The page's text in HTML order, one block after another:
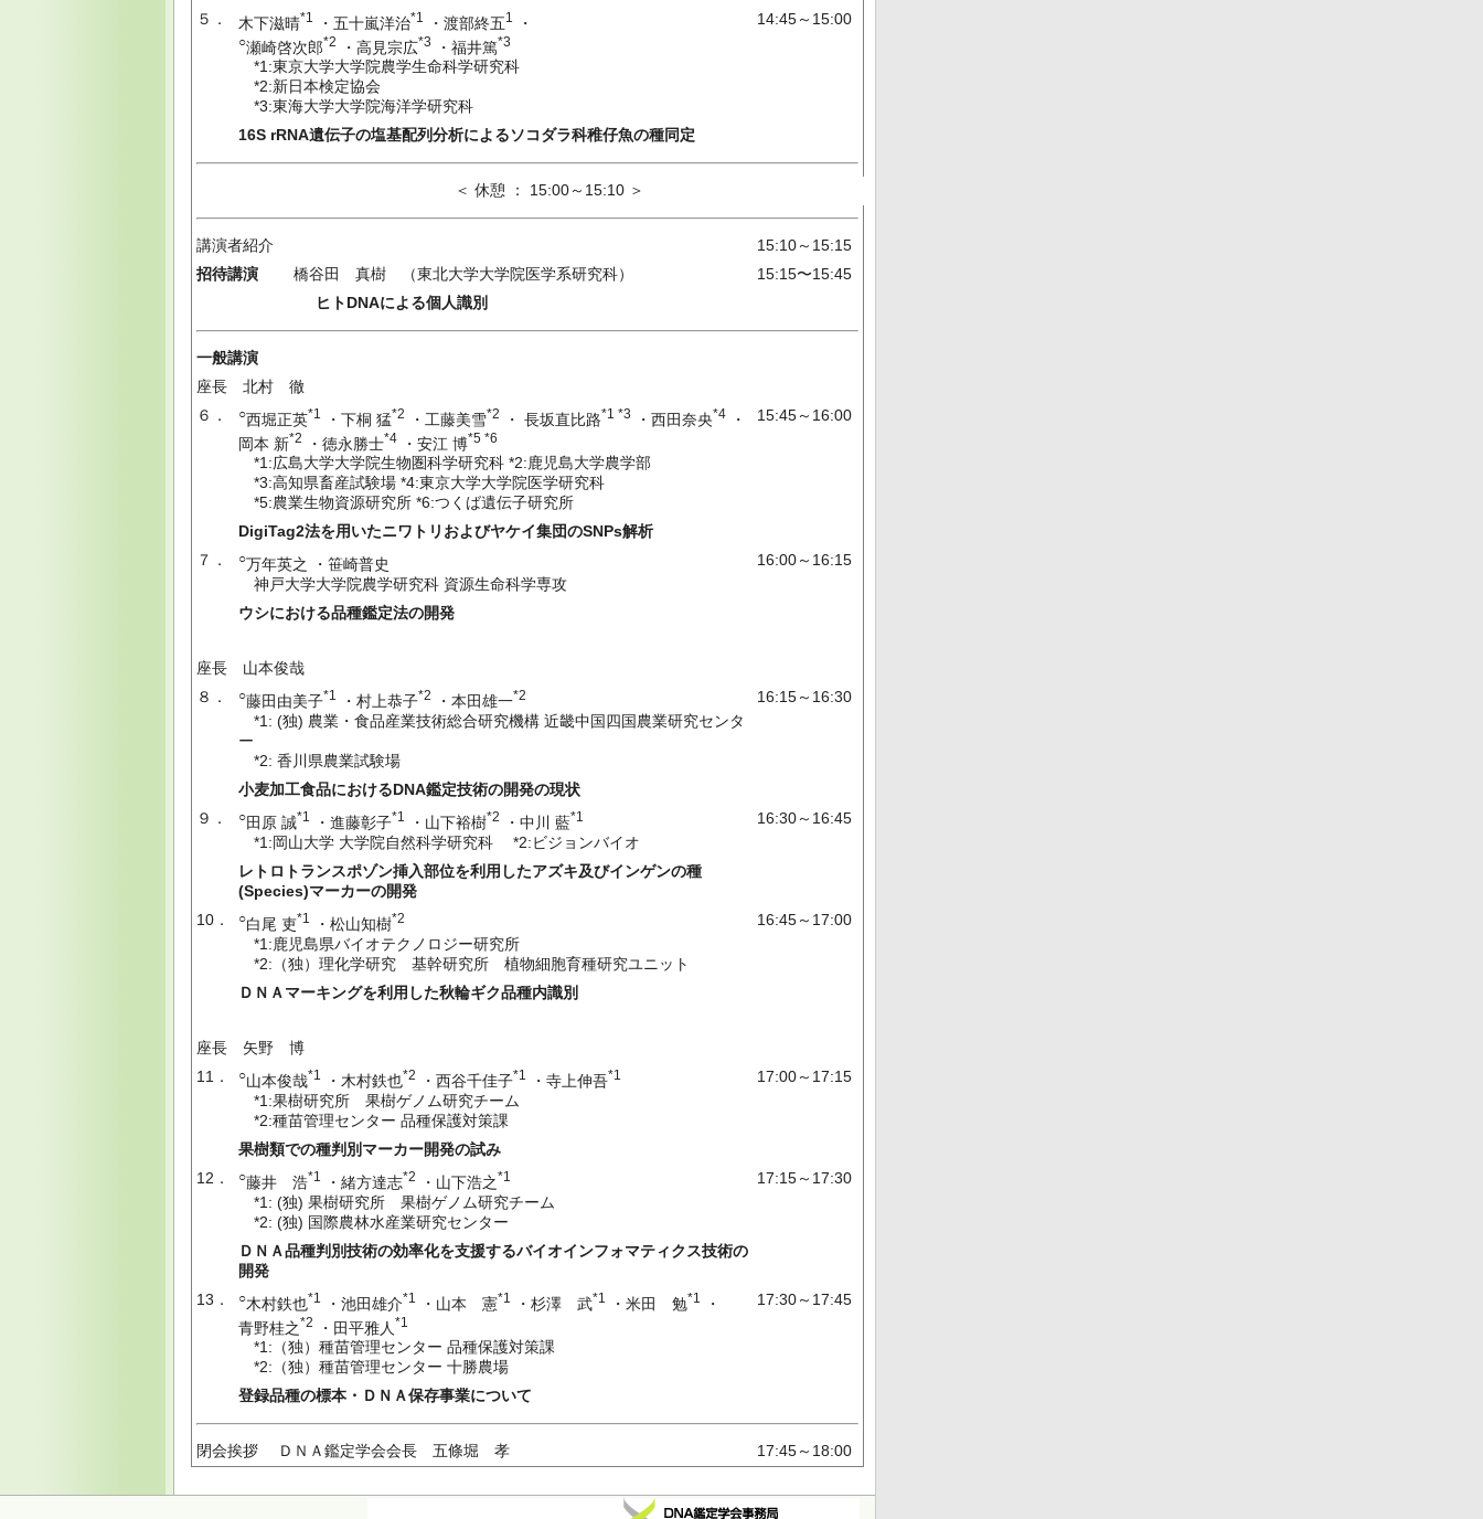
５．
木下滋晴*1 ・五十嵐洋治*1 ・渡部終五1 ・
○瀬崎啓次郎*2 ・高見宗広*3 ・福井篤*3
*1:東京大学大学院農学生命科学研究科
*2:新日本検定協会
*3:東海大学大学院海洋学研究科
14:45～15:00
16S rRNA遺伝子の塩基配列分析によるソコダラ科稚仔魚の種同定
＜ 休憩 ： 15:00～15:10 ＞
講演者紹介
15:10～15:15
招待講演 橋谷田 真樹 （東北大学大学院医学系研究科）
15:15〜15:45
ヒトDNAによる個人識別
一般講演
座長 北村 徹
６．
○西堀正英*1 ・下桐 猛*2 ・工藤美雪*2 ・ 長坂直比路*1 *3 ・西田奈央*4
・
岡本 新*2 ・徳永勝士*4 ・安江 博*5 *6
*1:広島大学大学院生物圏科学研究科 *2:鹿児島大学農学部
*3:高知県畜産試験場 *4:東京大学大学院医学研究科
*5:農業生物資源研究所 *6:つくば遺伝子研究所
15:45～16:00
DigiTag2法を用いたニワトリおよびヤケイ集団のSNPs解析
７．
○万年英之 ・笹崎普史
神戸大学大学院農学研究科 資源生命科学専攻
16:00～16:15
ウシにおける品種鑑定法の開発
座長 山本俊哉
８．
○藤田由美子*1 ・村上恭子*2 ・本田雄一*2
*1: (独) 農業・食品産業技術総合研究機構 近畿中国四国農業研究センタ
ー
*2: 香川県農業試験場
16:15～16:30
小麦加工食品におけるDNA鑑定技術の開発の現状
９．
○田原 誠*1 ・進藤彰子*1 ・山下裕樹*2 ・中川 藍*1
*1:岡山大学 大学院自然科学研究科 *2:ビジョンバイオ
16:30～16:45
レトロトランスポゾン挿入部位を利用したアズキ及びインゲンの種
(Species)マーカーの開発
10．
○白尾 吏*1 ・松山知樹*2
*1:鹿児島県バイオテクノロジー研究所
*2:（独）理化学研究 基幹研究所 植物細胞育種研究ユニット
16:45～17:00
ＤＮＡマーキングを利用した秋輪ギク品種内識別
座長 矢野 博
11．
○山本俊哉*1 ・木村鉄也*2 ・西谷千佳子*1 ・寺上伸吾*1
*1:果樹研究所 果樹ゲノム研究チーム
*2:種苗管理センター 品種保護対策課
17:00～17:15
果樹類での種判別マーカー開発の試み
12．
○藤井 浩*1 ・緒方達志*2 ・山下浩之*1
*1: (独) 果樹研究所 果樹ゲノム研究チーム
*2: (独) 国際農林水産業研究センター
17:15～17:30
ＤＮＡ品種判別技術の効率化を支援するバイオインフォマティクス技術の
開発
13．
○木村鉄也*1 ・池田雄介*1 ・山本 憲*1 ・杉澤 武*1 ・米田 勉*1
・
青野桂之*2 ・田平雅人 *1
*1:（独）種苗管理センター 品種保護対策課
*2:（独）種苗管理センター 十勝農場
17:30～17:45
登録品種の標本・ＤＮＡ保存事業について
閉会挨拶 ＤＮＡ鑑定学会会長 五條堀 孝 17:45～18:00